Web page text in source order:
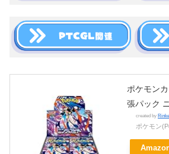
ポケモン
張パック
created by
ポケモン